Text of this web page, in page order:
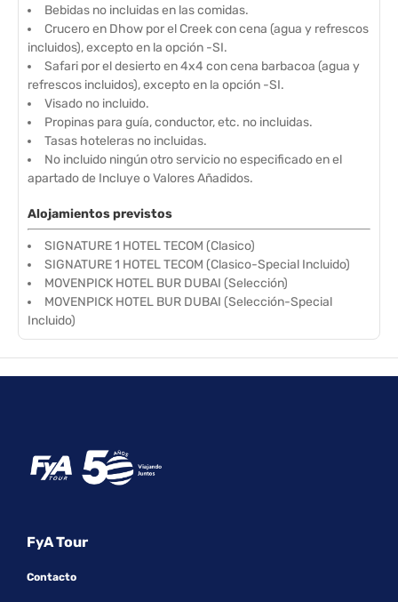
Bebidas no incluidas en las comidas.
Crucero en Dhow por el Creek con cena (agua y refrescos
incluidos), excepto en la opción -SI.
Safari por el desierto en 4x4 con cena barbacoa (agua y
refrescos incluidos), excepto en la opción -SI.
Visado no incluido.
Propinas para guía, conductor, etc. no incluidas.
Tasas hoteleras no incluidas.
No incluido ningún otro servicio no especificado en el
apartado de Incluye o Valores Añadidos.
Alojamientos previstos
SIGNATURE 1 HOTEL TECOM (Clasico)
SIGNATURE 1 HOTEL TECOM (Clasico-Special Incluido)
MOVENPICK HOTEL BUR DUBAI (Selección)
MOVENPICK HOTEL BUR DUBAI (Selección-Special
Incluido)
FyA Tour
Contacto